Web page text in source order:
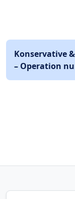
Konservative
– Operation